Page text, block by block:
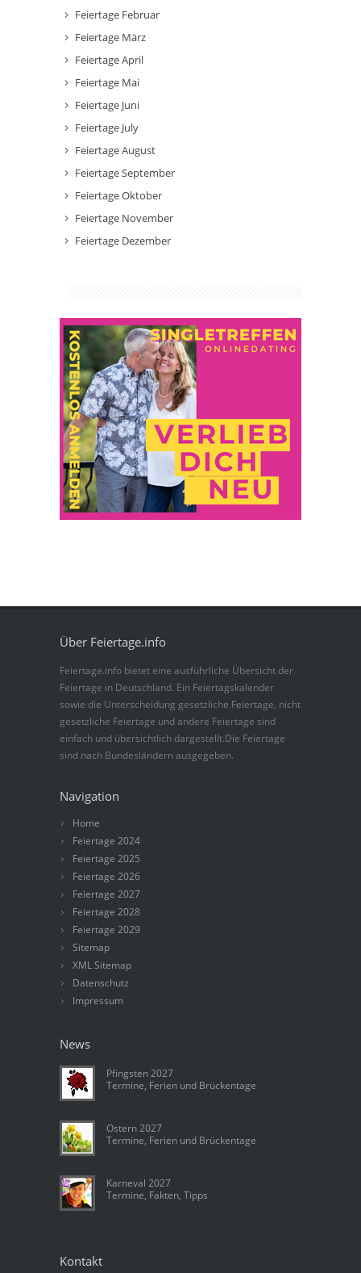
Feiertage Februar
Feiertage März
Feiertage April
Feiertage Mai
Feiertage Juni
Feiertage July
Feiertage August
Feiertage September
Feiertage Oktober
Feiertage November
Feiertage Dezember
Über Feiertage.info
Feiertage.info bietet eine ausführliche Übersicht der
Feiertage in Deutschland. Ein Feiertagskalender
sowie die Unterscheidung gesetzliche Feiertage, nicht
gesetzliche Feiertage und andere Feiertage sind
einfach und übersichtlich dargestellt.Die Feiertage
sind nach Bundesländern ausgegeben.
Navigation
Home
Feiertage 2024
Feiertage 2025
Feiertage 2026
Feiertage 2027
Feiertage 2028
Feiertage 2029
Sitemap
XML Sitemap
Datenschutz
Impressum
News
Pfingsten 2027
Termine, Ferien und Brückentage
Ostern 2027
Termine, Ferien und Brückentage
Karneval 2027
Termine, Fakten, Tipps
Kontakt